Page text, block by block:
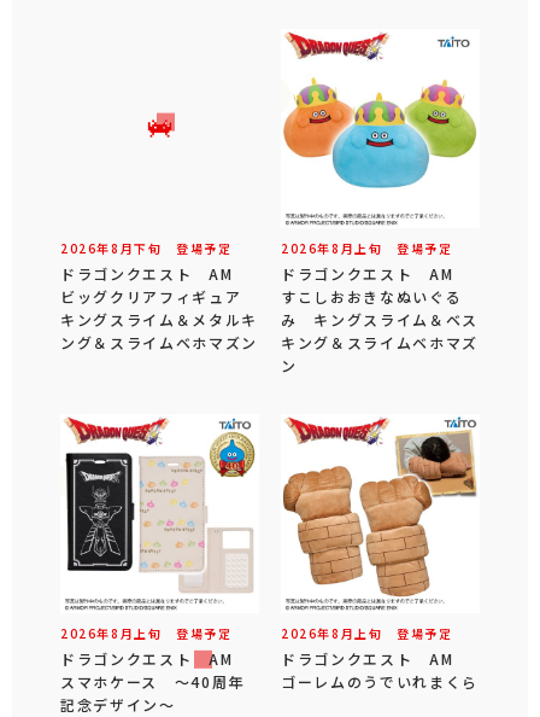
2026年8 月下旬 登場予定
ドラゴンクエスト AM
ビッグクリアフィギュア
キングスライム＆メタルキ
ング＆スライムベホマズン
2026年8 月 上旬 登場予定
ドラゴンクエスト AM
すこしおおきなぬいぐる
み キングスライム＆ベス
キング＆スライムベホマズ
ン
2026年8 月 上旬 登場予定
ドラゴンクエスト AM
スマホケース ～40周年
記念デザイン～
2026年8 月 上旬 登場予定
ドラゴンクエスト AM
ゴーレムのうでいれまくら